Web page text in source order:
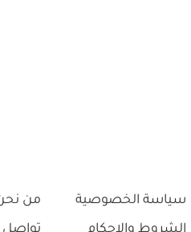
سياسة الخصوصية
من